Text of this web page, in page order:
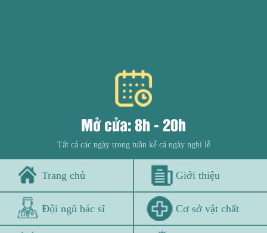
Mở cửa: 8h - 20h
Tất cả các ngày trong tuần kể cả ngày nghỉ lễ
Trang chủ Giới thiệu
Đội ngũ bác sĩ Cơ sở vật chất